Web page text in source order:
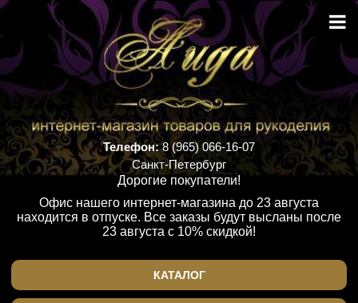
Телефон:8 (965) 066-16-07
Санкт-Петербург
Дорогие покупатели!
Офис нашего интернет-магазина до 23 августа
находится в отпуске. Все заказы будут высланы после
23 августа с 10% скидкой!
КАТАЛОГ